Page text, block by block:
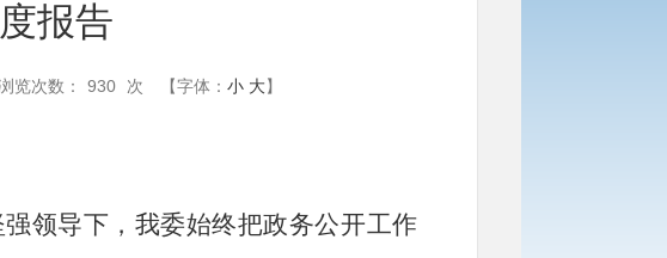
报告
览次数： 930 次 【字体： 小 大】
强领导下，我委始终把政务公开工作